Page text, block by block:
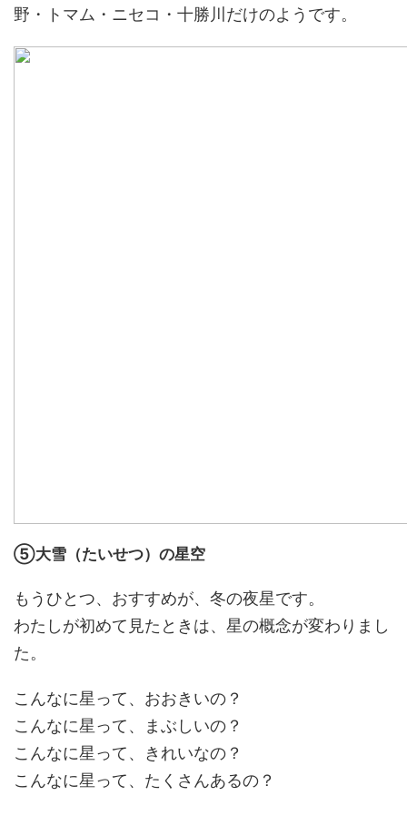
野・トマム・ニセコ・十勝川だけのようです。
⑤大雪（たいせつ）の星空
もうひとつ、おすすめが、冬の夜星です。
わたしが初めて見たときは、星の概念が変わりまし
た。
こんなに星って、おおきいの？
こんなに星って、まぶしいの？
こんなに星って、きれいなの？
こんなに星って、たくさんあるの？